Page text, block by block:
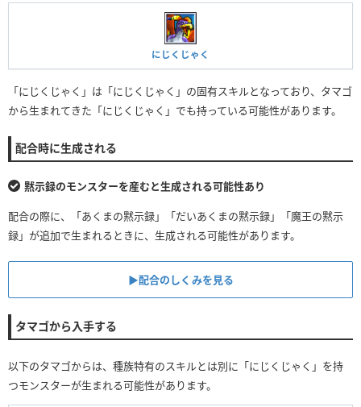
にじくじゃく
「にじくじゃく」は「にじくじゃく」の固有スキルとなっており、タマゴ
から生まれてきた「にじくじゃく」でも持っている可能性があります。
配合時に生成される
黙示録のモンスターを産むと生成される可能性あり
配合の際に、「あくまの黙示録」「だいあくまの黙示録」「魔王の黙示
録」が追加で生まれるときに、生成される可能性があります。
▶配合のしくみを見る
タマゴから入手する
以下のタマゴからは、種族特有のスキルとは別に「にじくじゃく」を持
つモンスターが生まれる可能性があります。